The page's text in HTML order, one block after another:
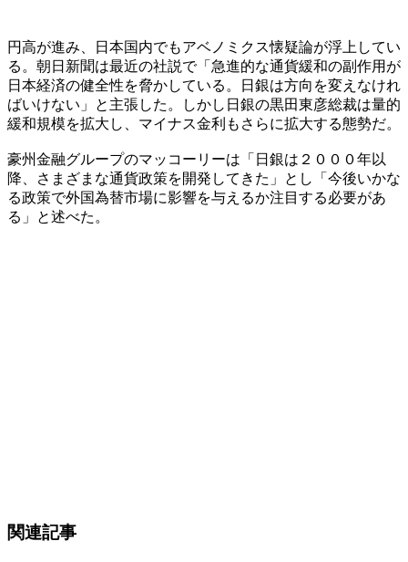
円高が進み、日本国内でもアベノミクス懐疑論が浮上してい
る。朝日新聞は最近の社説で「急進的な通貨緩和の副作用が
日本経済の健全性を脅かしている。日銀は方向を変えなけれ
ばいけない」と主張した。しかし日銀の黒田東彦総裁は量的
緩和規模を拡大し、マイナス金利もさらに拡大する態勢だ。
豪州金融グループのマッコーリーは「日銀は２０００年以
降、さまざまな通貨政策を開発してきた」とし「今後いかな
る政策で外国為替市場に影響を与えるか注目する必要があ
る」と述べた。
関連記事